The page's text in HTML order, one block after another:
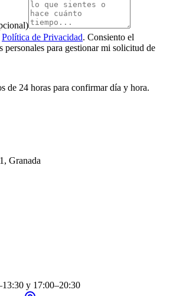
Política de Privacidad. Consiento el
personales para gestionar mi solicitud de
de 24 horas para confirmar día y hora.
Granada
y 17:00–20:30